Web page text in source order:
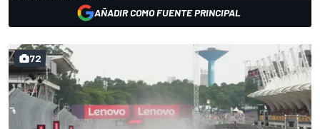
AÑADIR COMO FUENTE PRINCIPAL
72